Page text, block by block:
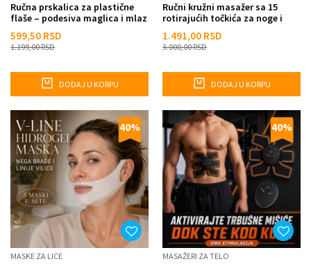
Ručna prskalica za plastične
flaše – podesiva maglica i mlaz
599,50 RSD
1.199,00RSD
DODAJ U KORPU
Ručni kružni masažer sa 15
rotirajućih točkića za noge i
1.491,00 RSD
3.000,00RSD
DODAJ U KORPU
40%
MASKE ZA LICE
40%
MASAŽERI ZA TELO